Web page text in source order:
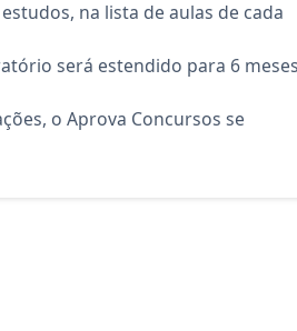
na lista de aulas de cada
será estendido para 6
o Aprova Concursos se